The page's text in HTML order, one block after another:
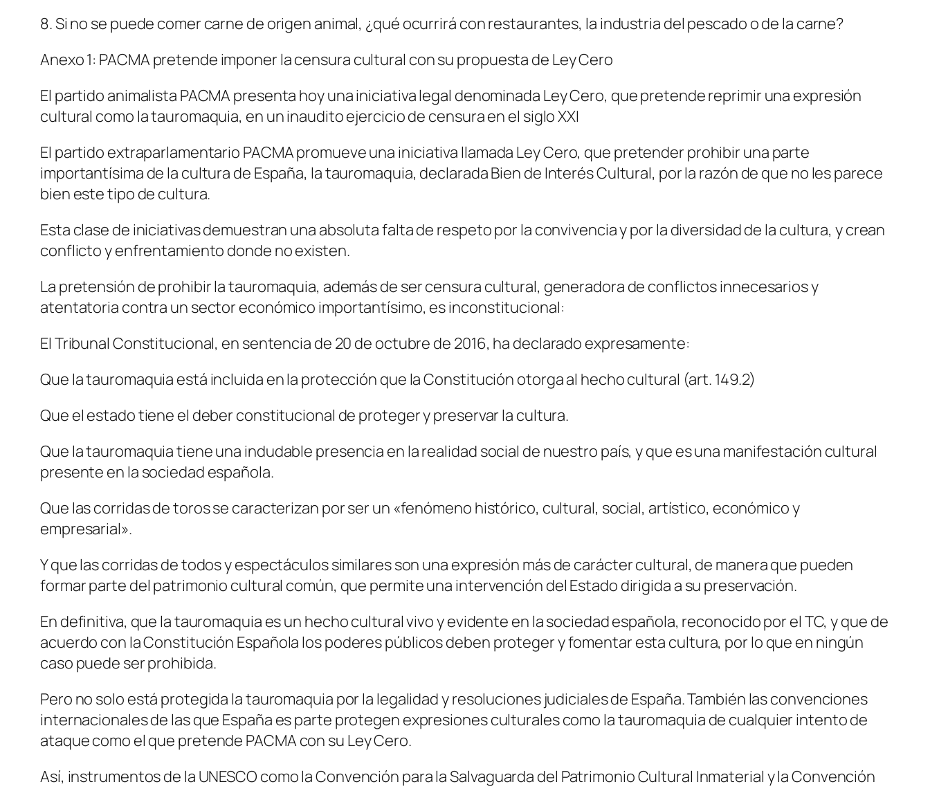
8. Si no se puede comer carne de origen animal, ¿qué ocurrirá con restaurantes, la industria del pescado o de la carne?
Anexo 1: PACMA pretende imponer la censura cultural con su propuesta de Ley Cero
El partido animalista PACMA presenta hoy una iniciativa legal denominada Ley Cero, que pretende reprimir una expresión
cultural como la tauromaquia, en un inaudito ejercicio de censura en el siglo XXI
El partido extraparlamentario PACMA promueve una iniciativa llamada Ley Cero, que pretender prohibir una parte
importantísima de la cultura de España, la tauromaquia, declarada Bien de Interés Cultural, por la razón de que no les parece
bien este tipo de cultura.
Esta clase de iniciativas demuestran una absoluta falta de respeto por la convivencia y por la diversidad de la cultura, y crean
conflicto y enfrentamiento donde no existen.
La pretensión de prohibir la tauromaquia, además de ser censura cultural, generadora de conflictos innecesarios y
atentatoria contra un sector económico importantísimo, es inconstitucional:
El Tribunal Constitucional, en sentencia de 20 de octubre de 2016, ha declarado expresamente:
Que la tauromaquia está incluida en la protección que la Constitución otorga al hecho cultural (art. 149.2)
Que el estado tiene el deber constitucional de proteger y preservar la cultura.
Que la tauromaquia tiene una indudable presencia en la realidad social de nuestro país, y que es una manifestación cultural
presente en la sociedad española.
Que las corridas de toros se caracterizan por ser un «fenómeno histórico, cultural, social, artístico, económico y
empresarial».
Y que las corridas de todos y espectáculos similares son una expresión más de carácter cultural, de manera que pueden
formar parte del patrimonio cultural común, que permite una intervención del Estado dirigida a su preservación.
En definitiva, que la tauromaquia es un hecho cultural vivo y evidente en la sociedad española, reconocido por el TC, y que de
acuerdo con la Constitución Española los poderes públicos deben proteger y fomentar esta cultura, por lo que en ningún
caso puede ser prohibida.
Pero no solo está protegida la tauromaquia por la legalidad y resoluciones judiciales de España. También las convenciones
internacionales de las que España es parte protegen expresiones culturales como la tauromaquia de cualquier intento de
ataque como el que pretende PACMA con su Ley Cero.
Así, instrumentos de la UNESCO como la Convención para la Salvaguarda del Patrimonio Cultural Inmaterial y la Convención